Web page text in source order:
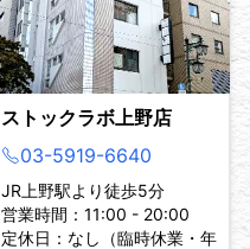
ストックラボ上野店
03-5919-6640
JR上野駅より徒歩5分
営業時間：11:00 - 20:00
定休日：なし（臨時休業・年